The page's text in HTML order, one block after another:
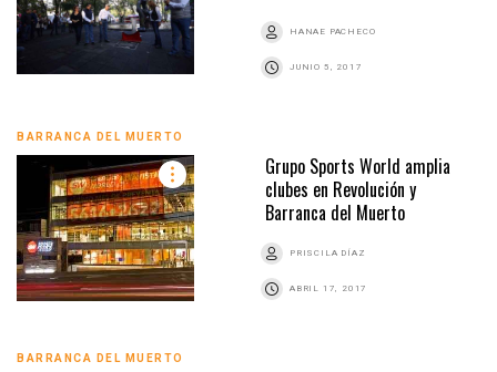
HANAE PACHECO
JUNIO 5, 2017
BARRANCA DEL MUERTO
Grupo Sports World amplia
clubes en Revolución y
Barranca del Muerto
PRISCILA DÍAZ
ABRIL 17, 2017
BARRANCA DEL MUERTO